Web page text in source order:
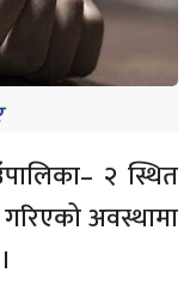
२ स्थित
अवस्थामा